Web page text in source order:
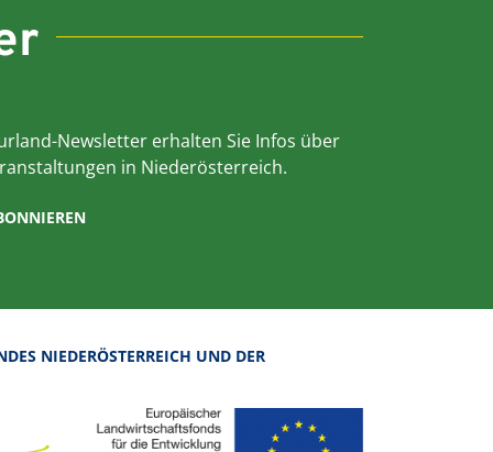
Newsletter erhalten Sie Infos über
in Niederösterreich.
NIEDERÖSTERREICH UND DER